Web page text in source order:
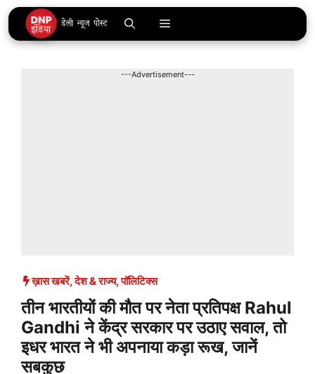
Skip
to
content
Menu
---Advertisement---
ख़ास खबरें,देश & राज्य,पॉलिटिक्स
तीन भारतीयों की मौत पर नेता प्रतिपक्ष Rahul
Gandhi ने केंद्र सरकार पर उठाए सवाल, तो
इधर भारत ने भी अपनाया कड़ा रूख, जानें
सबकुछ